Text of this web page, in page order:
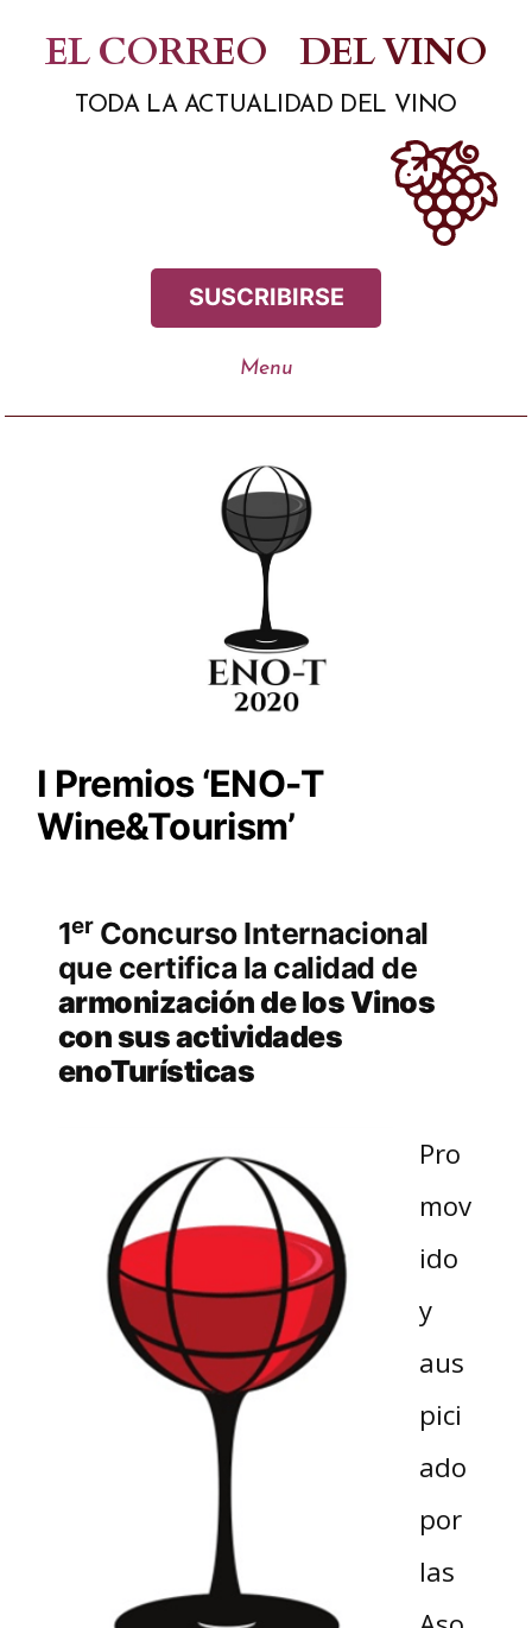
contenido
EL CORREO DEL VINO
TODA LA ACTUALIDAD DEL VINO
SUSCRIBIRSE
I Premios ‘ENO-T
Wine&Tourism’
1erConcurso Internacional
que certifica la calidad de
armonización de los Vinos
con sus actividades
enoTurísticas
Pro
mov
ido
y
aus
pici
ado
por
las